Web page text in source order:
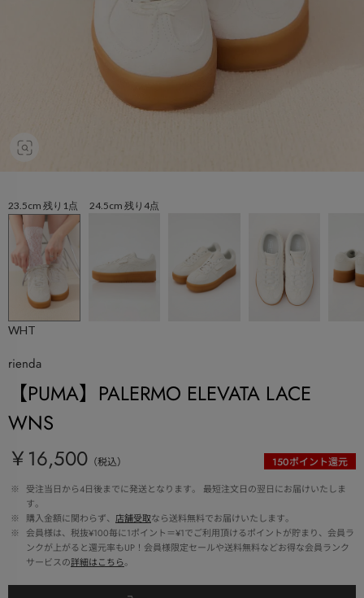
23.5cm 残り1点 24.5cm 残り4点
WHT
rienda
【PUMA】PALERMO ELEVATA LACE
WNS
￥16,500 （税込） 150ポイント還元
※
受注当日から4日後までに発送となります。 最短注文日の翌日にお届けいたしま
す。
※
購入金額に関わらず、 店舗受取なら送料無料でお届けいたします。
※
会員様は、税抜¥100毎に1ポイント＝¥1でご利用頂けるポイントが貯まり、会員ラ
ンクが上がると還元率もUP！会員様限定セールや送料無料などお得な会員ランク
サービスの詳細はこちら。